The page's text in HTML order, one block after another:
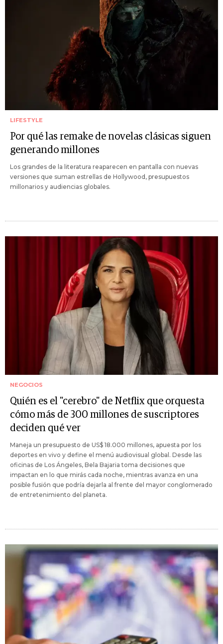
LIFESTYLE
Por qué las remake de novelas clásicas siguen
generando millones
Los grandes de la literatura reaparecen en pantalla con nuevas
versiones que suman estrellas de Hollywood, presupuestos
millonarios y audiencias globales.
NEGOCIOS
Quién es el "cerebro" de Netflix que orquesta
cómo más de 300 millones de suscriptores
deciden qué ver
Maneja un presupuesto de US$ 18.000 millones, apuesta por los
deportes en vivo y define el menú audiovisual global. Desde las
oficinas de Los Ángeles, Bela Bajaria toma decisiones que
impactan en lo que mirás cada noche, mientras avanza en una
posible fusión que podría dejarla al frente del mayor conglomerado
de entretenimiento del planeta.